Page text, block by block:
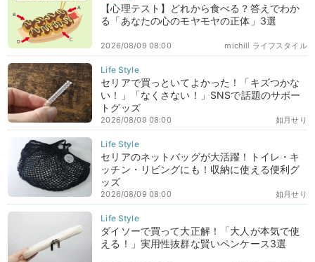
【心理テスト】どれから食べる？答えでわか
る「あなたの心のモヤモヤの正体」3選
michill ライフスタイル
2026/08/09 08:00
セリアで買っといてよかった！「キズつかな
い！」「なくさない！」SNSで話題のサポー
トグッズ
如月せり
2026/08/09 08:00
セリアのネットバッグが大活躍！トイレ・キ
ッチン・リビングにも！収納に使える便利グ
ッズ
如月せり
2026/08/09 08:00
ダイソーで買って大正解！「大人が本気で使
える！」実用性抜群な賢いペンケース3選